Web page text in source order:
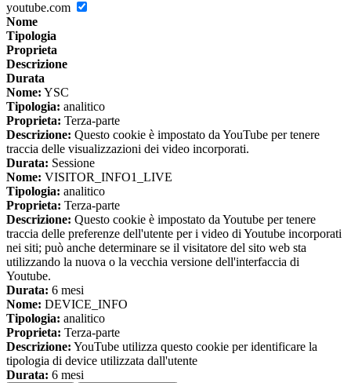
youtube.com
Nome
Tipologia
Proprieta
Descrizione
Durata
Nome: YSC
Tipologia: analitico
Proprieta: Terza-parte
Descrizione: Questo cookie è impostato da YouTube per tenere
traccia delle visualizzazioni dei video incorporati.
Durata: Sessione
Nome: VISITOR_INFO1_LIVE
Tipologia: analitico
Proprieta: Terza-parte
Descrizione: Questo cookie è impostato da Youtube per tenere
traccia delle preferenze dell'utente per i video di Youtube incorporati
nei siti; può anche determinare se il visitatore del sito web sta
utilizzando la nuova o la vecchia versione dell'interfaccia di
Youtube.
Durata: 6 mesi
Nome: DEVICE_INFO
Tipologia: analitico
Proprieta: Terza-parte
Descrizione: YouTube utilizza questo cookie per identificare la
tipologia di device utilizzata dall'utente
Durata: 6 mesi